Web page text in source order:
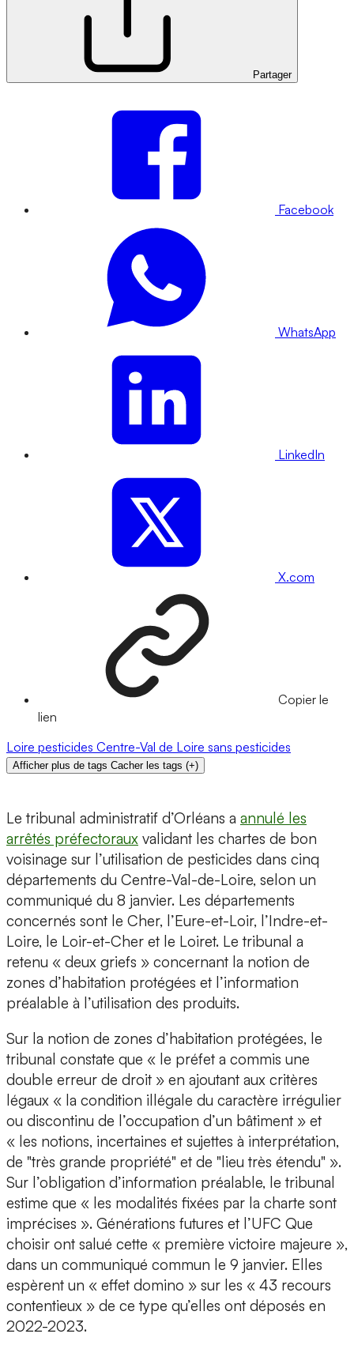
Partager
Facebook
WhatsApp
LinkedIn
X.com
Copier le
lien
Loire pesticides Centre-Val de Loire sans pesticides
Afficher plus de tags Cacher les tags (+)
Le tribunal administratif d’Orléans a annulé les
arrêtés préfectoraux validant les chartes de bon
voisinage sur l’utilisation de pesticides dans cinq
départements du Centre-Val-de-Loire, selon un
communiqué du 8 janvier. Les départements
concernés sont le Cher, l’Eure-et-Loir, l’Indre-et-
Loire, le Loir-et-Cher et le Loiret. Le tribunal a
retenu « deux griefs » concernant la notion de
zones d’habitation protégées et l’information
préalable à l’utilisation des produits.
Sur la notion de zones d’habitation protégées, le
tribunal constate que « le préfet a commis une
double erreur de droit » en ajoutant aux critères
légaux « la condition illégale du caractère irrégulier
ou discontinu de l’occupation d’un bâtiment » et
« les notions, incertaines et sujettes à interprétation,
de "très grande propriété" et de "lieu très étendu" ».
Sur l’obligation d’information préalable, le tribunal
estime que « les modalités fixées par la charte sont
imprécises ». Générations futures et l’UFC Que
choisir ont salué cette « première victoire majeure »,
dans un communiqué commun le 9 janvier. Elles
espèrent un « effet domino » sur les « 43 recours
contentieux » de ce type qu’elles ont déposés en
2022-2023.